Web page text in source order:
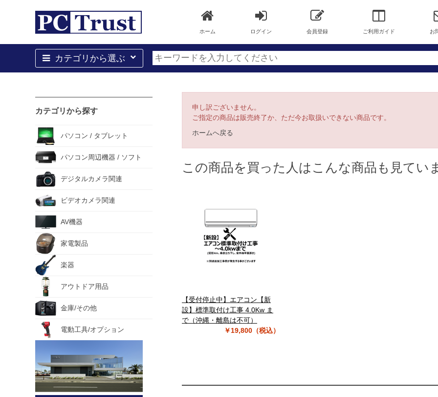
ホーム ログイン 会員登録 ご利用ガイド お
カテゴリから選ぶ
カテゴリから探す
パソコン / タブレット
パソコン周辺機器 / ソフト
デジタルカメラ関連
ビデオカメラ関連
AV機器
家電製品
楽器
アウトドア用品
金庫/その他
電動工具/オプション
申し訳ございません。
ご指定の商品は販売終了か、ただ今お取扱いできない商品です。
ホームへ戻る
この商品を買った人はこんな商品も見てい
【受付停止中】エアコン【新
設】標準取付け工事 4.0Kw ま
で（沖縄・離島は不可）
￥19,800（税込）